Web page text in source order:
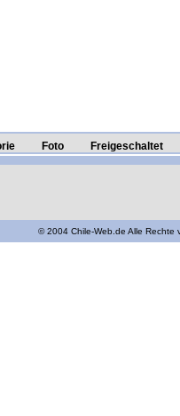
Foto Freigeschaltet
© 2004 Chile-Web.de Alle Rechte